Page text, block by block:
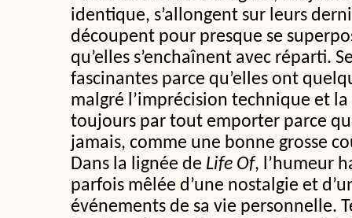
identique, s’allongent sur leurs
découpent pour presque se
qu’elles s’enchaînent avec réparti.
fascinantes parce qu’elles ont
malgré l’imprécision technique et
toujours par tout emporter parce
jamais, comme une bonne grosse
Dans la lignée de Life Of, l’humeur
parfois mêlée d’une nostalgie et
événements de sa vie personnelle.